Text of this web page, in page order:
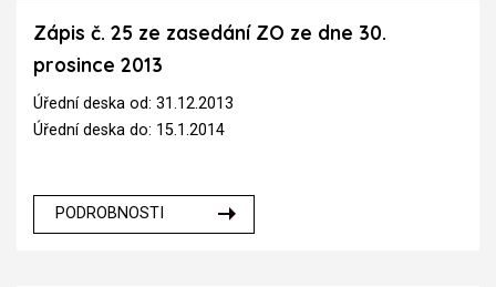
Zápis č. 25 ze zasedání ZO ze dne 30.
prosince 2013
Úřední deska od: 31.12.2013
Úřední deska do: 15.1.2014
PODROBNOSTI